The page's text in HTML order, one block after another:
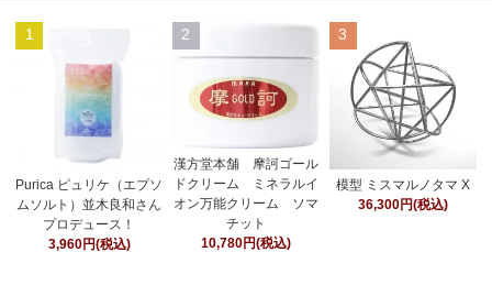
1
Purica ピュリケ（エプソ
ムソルト）並木良和さん
プロデュース！
3,960円(税込)
2
漢方堂本舗 摩訶ゴール
ドクリーム ミネラルイ
オン万能クリーム ソマ
チット
10,780円(税込)
3
模型 ミスマルノタマ X
36,300円(税込)